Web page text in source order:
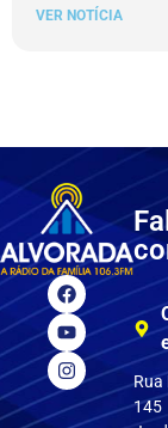
VER NOTÍCIA
Rua
145